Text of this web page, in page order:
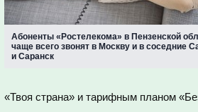
Абоненты «Ростелекома» в Пензенской
чаще всего звонят в Москву и в соседние
и Саранск
«Твоя страна» и тарифным планом